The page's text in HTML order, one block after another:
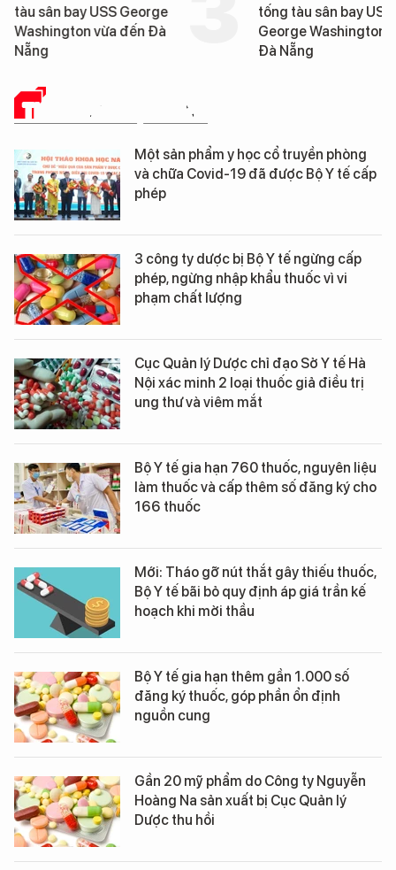
tàu sân bay USS George
Washington vừa đến Đà
Nẵng
tống tàu sân bay USS
George Washington
Đà Nẵng
THUỐC VÀ CUỘC SỐNG
Một sản phẩm y học cổ truyền phòng
và chữa Covid-19 đã được Bộ Y tế cấp
phép
3 công ty dược bị Bộ Y tế ngừng cấp
phép, ngừng nhập khẩu thuốc vì vi
phạm chất lượng
Cục Quản lý Dược chỉ đạo Sở Y tế Hà
Nội xác minh 2 loại thuốc giả điều trị
ung thư và viêm mắt
Bộ Y tế gia hạn 760 thuốc, nguyên liệu
làm thuốc và cấp thêm số đăng ký cho
166 thuốc
Mới: Tháo gỡ nút thắt gây thiếu thuốc,
Bộ Y tế bãi bỏ quy định áp giá trần kế
hoạch khi mời thầu
Bộ Y tế gia hạn thêm gần 1.000 số
đăng ký thuốc, góp phần ổn định
nguồn cung
Gần 20 mỹ phẩm do Công ty Nguyễn
Hoàng Na sản xuất bị Cục Quản lý
Dược thu hồi